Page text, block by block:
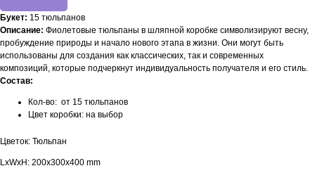
Букет: 15 тюльпанов
Описание: Фиолетовые тюльпаны в шляпной коробке символизируют весну,
пробуждение природы и начало нового этапа в жизни. Они могут быть
использованы для создания как классических, так и современных
композиций, которые подчеркнут индивидуальность получателя и его стиль.
Состав:
Кол-во: от 15 тюльпанов
Цвет коробки: на выбор
Цветок: Тюльпан
LxWxH: 200x300x400 mm